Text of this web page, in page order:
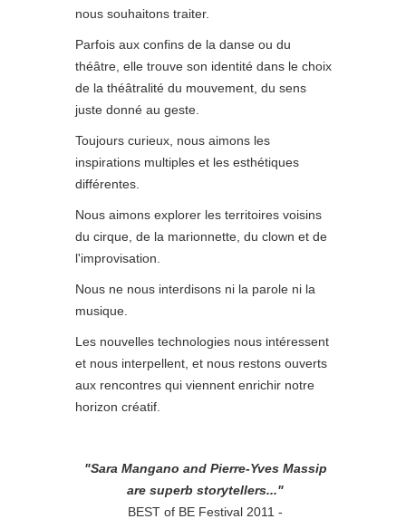
nous souhaitons traiter.
Parfois aux confins de la danse ou du
théâtre, elle trouve son identité dans le choix
de la théâtralité du mouvement, du sens
juste donné au geste.
Toujours curieux, nous aimons les
inspirations multiples et les esthétiques
différentes.
Nous aimons explorer les territoires voisins
du cirque, de la marionnette, du clown et de
l'improvisation.
Nous ne nous interdisons ni la parole ni la
musique.
Les nouvelles technologies nous intéressent
et nous interpellent, et nous restons ouverts
aux rencontres qui viennent enrichir notre
horizon créatif.
"Sara Mangano and Pierre-Yves Massip
are superb storytellers..."
BEST of BE Festival 2011 -